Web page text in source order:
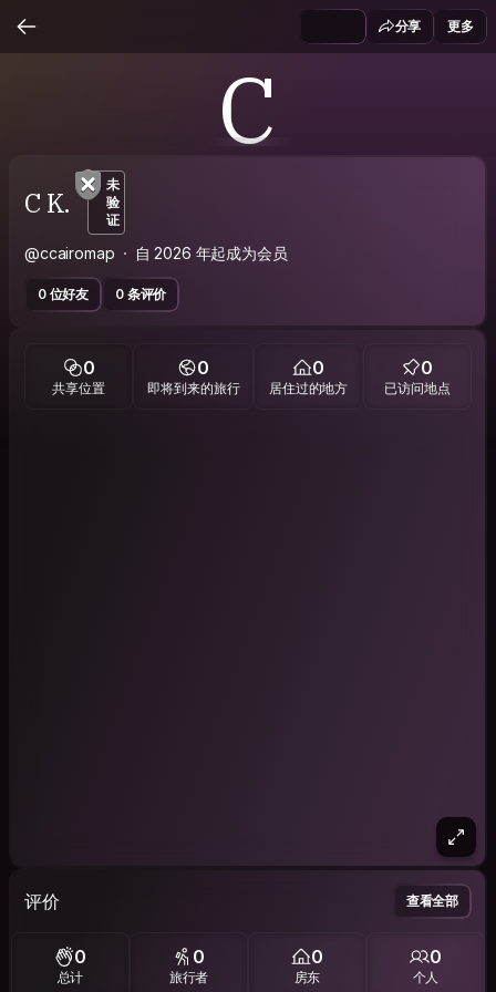
分享 更多
C
C K.
未
验
证
@ccairomap 自 2026 年起成为会员
0 位好友 0 条评价
0
共享位置
0
即将到来的旅行
0
居住过的地方
0
已访问地点
评价 查看全部
0
总计
0
旅行者
0
房东
0
个人